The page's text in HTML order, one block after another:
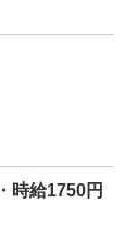
時給1750円